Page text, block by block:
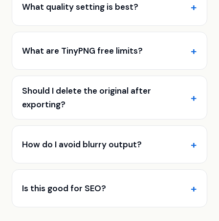
What quality setting is best?
What are TinyPNG free limits?
Should I delete the original after
exporting?
How do I avoid blurry output?
Is this good for SEO?